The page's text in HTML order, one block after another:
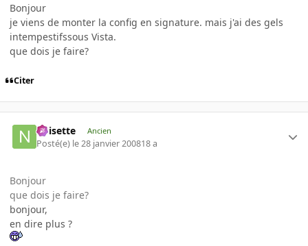
Bonjour
je viens de monter la config en signature. mais j'ai des gels
intempestifssous Vista.
que dois je faire?
Citer
noisette Ancien
Posté(e) le 28 janvier 200818 a
Bonjour
que dois je faire?
bonjour,
en dire plus ?